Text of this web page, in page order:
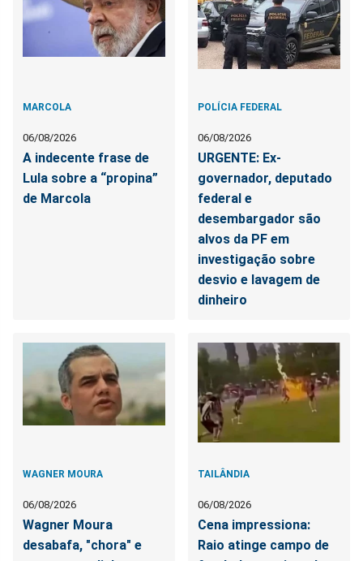
MARCOLA
06/08/2026
A indecente frase de
Lula sobre a “propina”
de Marcola
POLÍCIA FEDERAL
06/08/2026
URGENTE: Ex-
governador, deputado
federal e
desembargador são
alvos da PF em
investigação sobre
desvio e lavagem de
dinheiro
WAGNER MOURA
06/08/2026
Wagner Moura
desabafa, "chora" e
TAILÂNDIA
06/08/2026
Cena impressiona:
Raio atinge campo de